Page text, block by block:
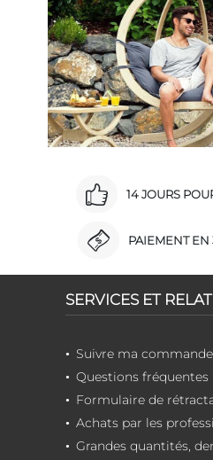
14 JOURS
PAIEMENT EN
SERVICES ET
Suivre ma commande
Questions fréquentes
Formulaire de
Achats par les
Grandes quantités,